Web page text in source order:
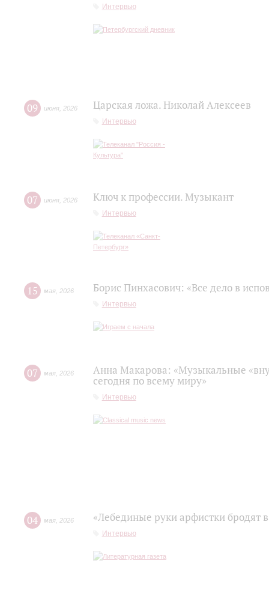
Интервью
09 июня 2026 Царская ложа. Николай Алексеев
Интервью
07 июня 2026 Ключ к профессии. Музыкант
Интервью
15 мая 2026 Борис Пинхасович: «Все дело в
Интервью
07 мая 2026
Анна Макарова: «Музыкальные
сегодня по всему миру»
Интервью
04 мая 2026 «Лебединые руки арфистки бродят
Интервью